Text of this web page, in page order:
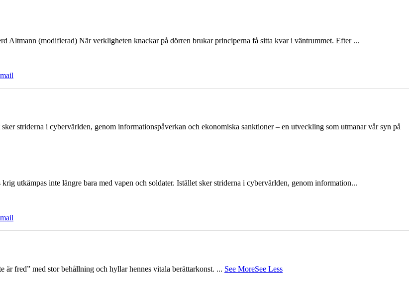
(modifierad) När verkligheten knackar på dörren brukar principerna få sitta kvar i väntrummet. Efter ...
striderna i cybervärlden, genom informationspåverkan och ekonomiska sanktioner – en utveckling som utmanar vår syn på
utkämpas inte längre bara med vapen och soldater. Istället sker striderna i cybervärlden, genom information...
fred” med stor behållning och hyllar hennes vitala berättarkonst. ... See MoreSee Less